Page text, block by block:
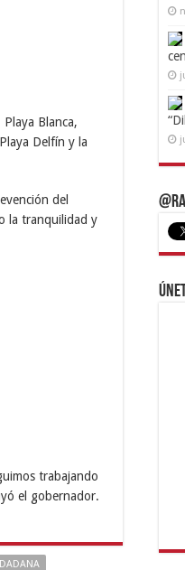
Blanca,
Delfín y la
del
la tranquilidad y
trabajando
el gobernador.